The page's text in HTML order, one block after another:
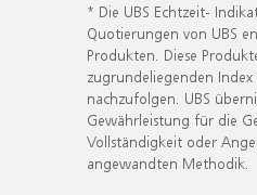
* Die UBS Echtzeit-
Quotierungen von UBS
Produkten. Diese
zugrundeliegenden Index
nachzufolgen. UBS
Gewährleistung für die
Vollständigkeit oder
angewandten Methodik.